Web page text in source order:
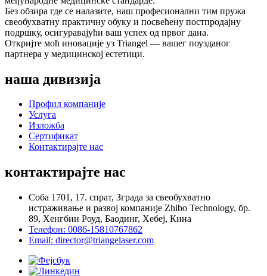
Без обзира где се налазите, наш професионални тим пружа
свеобухватну практичну обуку и посвећену постпродајну
подршку, осигуравајући ваш успех од првог дана.
Откријте моћ иновације уз Triangel — вашег поузданог
партнера у медицинској естетици.
наша дивизија
Профил компаније
Услуга
Изложба
Сертификат
Контактирајте нас
контактирајте нас
Соба 1701, 17. спрат, Зграда за свеобухватно
истраживање и развој компаније Zhibo Technology, бр.
89, Хенгбин Роуд, Баодинг, Хебеј, Кина
Телефон: 0086-15810767862
Email: director@triangelaser.com